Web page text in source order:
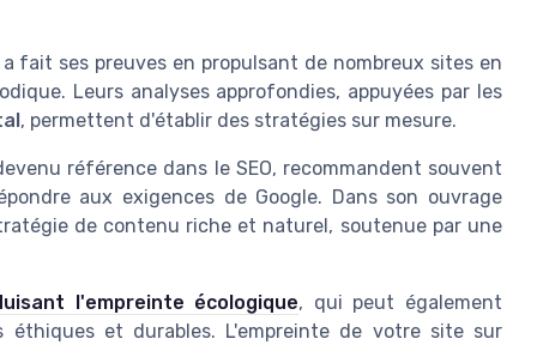
a fait ses preuves en propulsant de nombreux sites en
Leurs analyses approfondies, appuyées par les
, permettent d'établir des stratégies sur mesure.
référence dans le SEO, recommandent souvent
aux exigences de Google. Dans son ouvrage
de contenu riche et naturel, soutenue par une
l'empreinte écologique, qui peut également
et durables. L'empreinte de votre site sur